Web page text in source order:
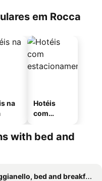
em Rocca
na
Hotéis
com
mento
with bed and
bed and breakfasts